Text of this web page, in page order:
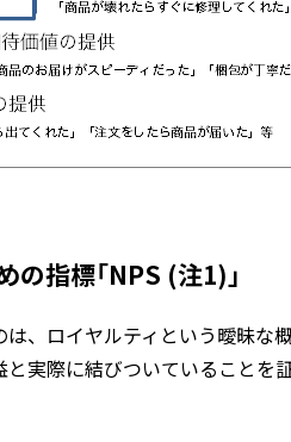
の指標「NPS (注1)」
、ロイヤルティという曖昧な
実際に結びついていることを